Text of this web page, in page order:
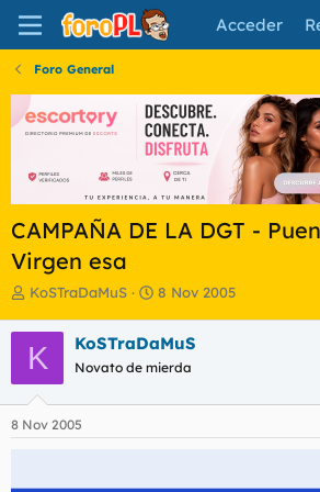
Acceder
Foro General
CAMPAÑA DE LA DGT -
Virgen esa
I
i
c
i
a
d
o
KoSTraDaMuS
F
h
a
e
8 Nov 2005
K KoSTraDaMuS
Novato de mierda
8 Nov 2005